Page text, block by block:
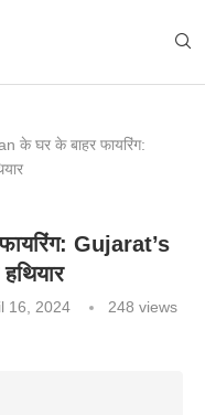
के घर के बाहर फायरिंग:
Gujarat’s
16, 2024 248 views